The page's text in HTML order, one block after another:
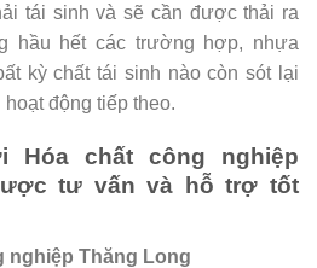
tái sinh và sẽ cần được thải ra
hầu hết các trường hợp, nhựa
kỳ chất tái sinh nào còn sót lại
động tiếp theo.
Hóa chất công nghiệp
tư vấn và hỗ trợ tốt
nghiệp Thăng Long